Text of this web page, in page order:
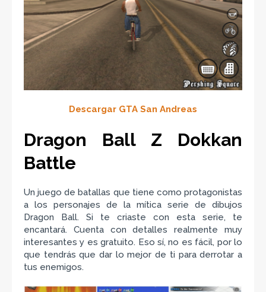
Descargar GTA San Andreas
Dragon Ball Z Dokkan
Battle
Un juego de batallas que tiene como protagonistas
a los personajes de la mítica serie de dibujos
Dragon Ball. Si te criaste con esta serie, te
encantará. Cuenta con detalles realmente muy
interesantes y es gratuito. Eso sí, no es fácil, por lo
que tendrás que dar lo mejor de ti para derrotar a
tus enemigos.